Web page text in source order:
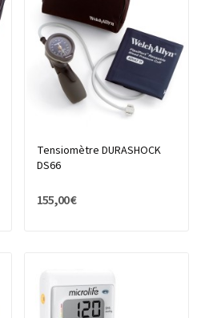
Tensiomètre DURASHOCK
DS66
155,00 €